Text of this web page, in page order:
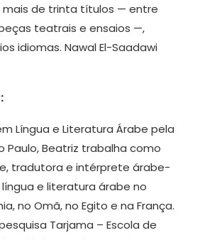
mais de trinta títulos — entre
teatrais e ensaios —,
idiomas. Nawal El-Saadawi
Língua e Literatura Árabe pela
Paulo, Beatriz trabalha como
tradutora e intérprete árabe-
e literatura árabe no
no Omã, no Egito e na França.
Tarjama – Escola de